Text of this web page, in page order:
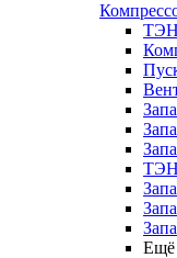
ТЭН
Ещё